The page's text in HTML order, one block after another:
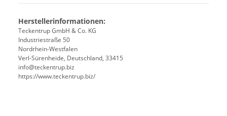
Herstellerinformationen:
Teckentrup GmbH & Co. KG
Industriestraße 50
Nordrhein-Westfalen
Verl-Sürenheide, Deutschland, 33415
info@teckentrup.biz
https://www.teckentrup.biz/